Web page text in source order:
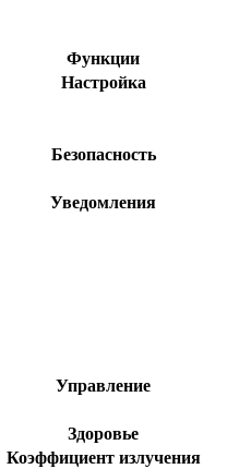
Функции
Настройка
Безопасность
Уведомления
Управление
Здоровье
Коэффициент излучения